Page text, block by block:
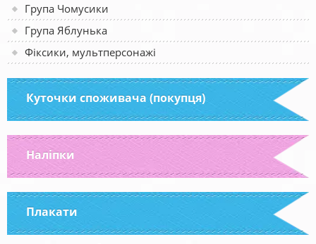
Група Чомусики
Група Яблунька
Фіксики, мультперсонажі
Куточки споживача (покупця)
Наліпки
Плакати